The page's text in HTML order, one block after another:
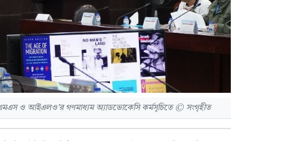
ও আইএলও’র গণমাধ্যম অ্যাডভোকেসি কর্মসূচিতে © সংগৃহীত